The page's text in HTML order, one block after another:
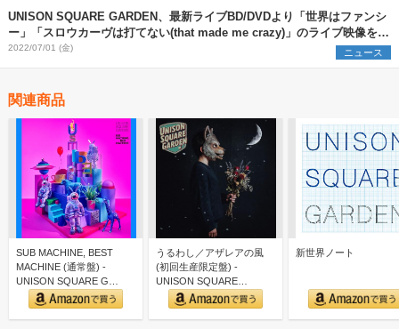
UNISON SQUARE GARDEN、最新ライブBD/DVDより「世界はファンシ
ー」「スロウカーヴは打てない(that made me crazy)」のライブ映像を公
開
2022/07/01 (金) ニュース
関連商品
SUB MACHINE, BEST
MACHINE (通常盤) -
UNISON SQUARE G…
うるわし／アザレアの風
(初回生産限定盤) -
UNISON SQUARE
GARDEN (特典な…
新世界ノート